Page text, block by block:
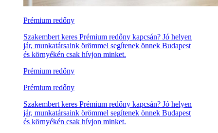
Prémium redőny
Szakembert keres Prémium redőny kapcsán? Jó helyen
jár, munkatársaink örömmel segítenek önnek Budapest
és környékén csak hívjon minket.
Prémium redőny
Prémium redőny
Szakembert keres Prémium redőny kapcsán? Jó helyen
jár, munkatársaink örömmel segítenek önnek Budapest
és környékén csak hívjon minket.